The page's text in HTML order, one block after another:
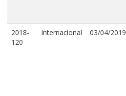
2018-
120
Internacional 03/04/2019